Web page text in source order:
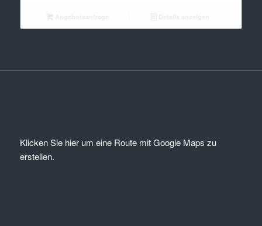
Klicken Sie hier um eine Route mit Google Maps zu
erstellen.